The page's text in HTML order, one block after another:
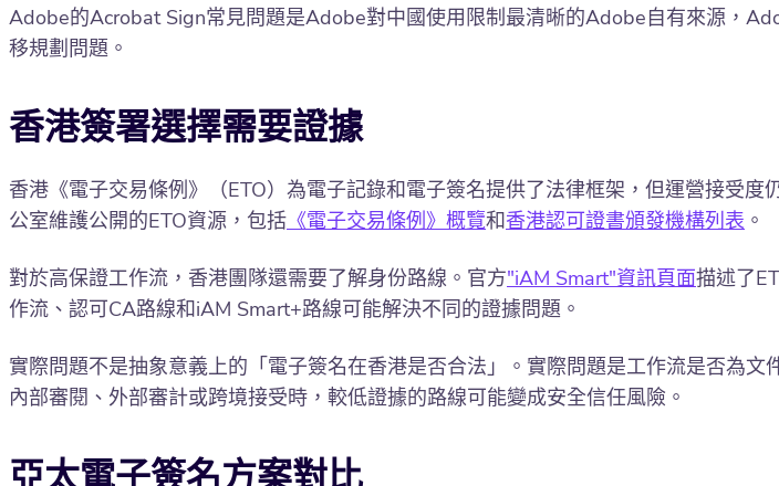
Adobe的Acrobat Sign常見問題是Adobe對中國使用限制最清晰的Adobe自有來源，
移規劃問題。
香港簽署選擇需要證據
香港《電子交易條例》（ETO）為電子記錄和電子簽名提供了法律框架，但運營接受
公室維護公開的ETO資源，包括 《電子交易條例》概覽和香港認可證書頒發機構列表 。
對於高保證工作流，香港團隊還需要了解身份路線。官方"iAM Smart"資訊頁面描述了
作流、認可CA路線和iAM Smart+路線可能解決不同的證據問題。
實際問題不是抽象意義上的「電子簽名在香港是否合法」。實際問題是工作流是否為
內部審閱、外部審計或跨境接受時，較低證據的路線可能變成安全信任風險。